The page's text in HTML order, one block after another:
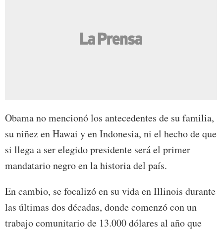
Obama no mencionó los antecedentes de su familia,
su niñez en Hawai y en Indonesia, ni el hecho de que
si llega a ser elegido presidente será el primer
mandatario negro en la historia del país.
En cambio, se focalizó en su vida en Illinois durante
las últimas dos décadas, donde comenzó con un
trabajo comunitario de 13.000 dólares al año que